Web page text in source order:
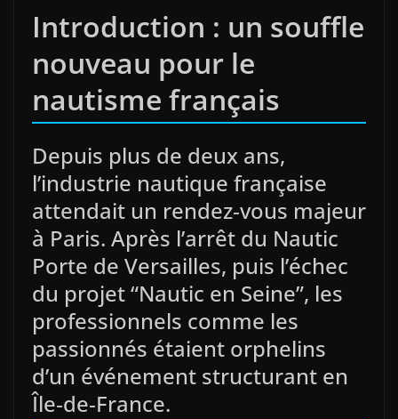
Introduction : un souffle
nouveau pour le
nautisme français
Depuis plus de deux ans,
l’industrie nautique française
attendait un rendez‑vous majeur
à Paris. Après l’arrêt du Nautic
Porte de Versailles, puis l’échec
du projet “Nautic en Seine”, les
professionnels comme les
passionnés étaient orphelins
d’un événement structurant en
Île‑de‑France.